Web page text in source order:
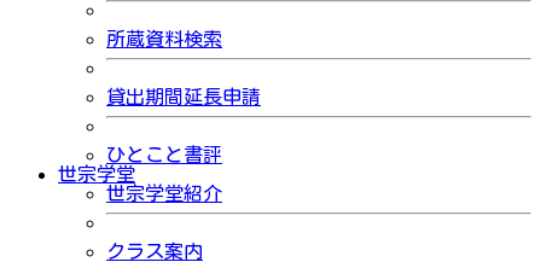
所蔵資料検索
貸出期間延長申請
ひとこと書評
世宗学堂
世宗学堂紹介
クラス案内